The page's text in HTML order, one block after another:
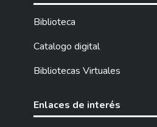
Biblioteca
Catalogo digital
Bibliotecas Virtuales
Enlaces de interés